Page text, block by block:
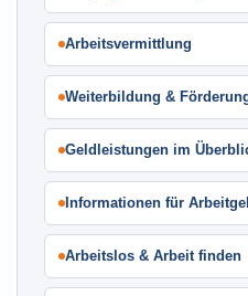
Arbeitsvermittlung
Weiterbildung &
Geldleistungen im
Informationen für
Arbeitslos & Arbeit finden